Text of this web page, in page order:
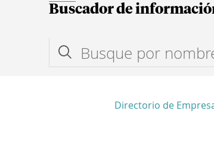
Buscador de
Directorio de